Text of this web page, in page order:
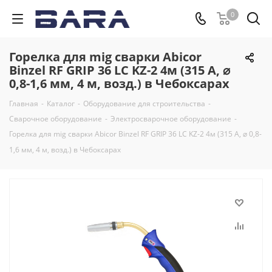
0
Горелка для mig сварки Abicor
Binzel RF GRIP 36 LC KZ-2 4м (315 А, ⌀
0,8-1,6 мм, 4 м, возд.) в Чебоксарах
Главная - Каталог - Оборудование для строительства -
Сварочное оборудование - Электросварочное оборудование -
Горелка для mig сварки Abicor Binzel RF GRIP 36 LC KZ-2 4м (315 А, ⌀ 0,8-
1,6 мм, 4 м, возд.) в Чебоксарах